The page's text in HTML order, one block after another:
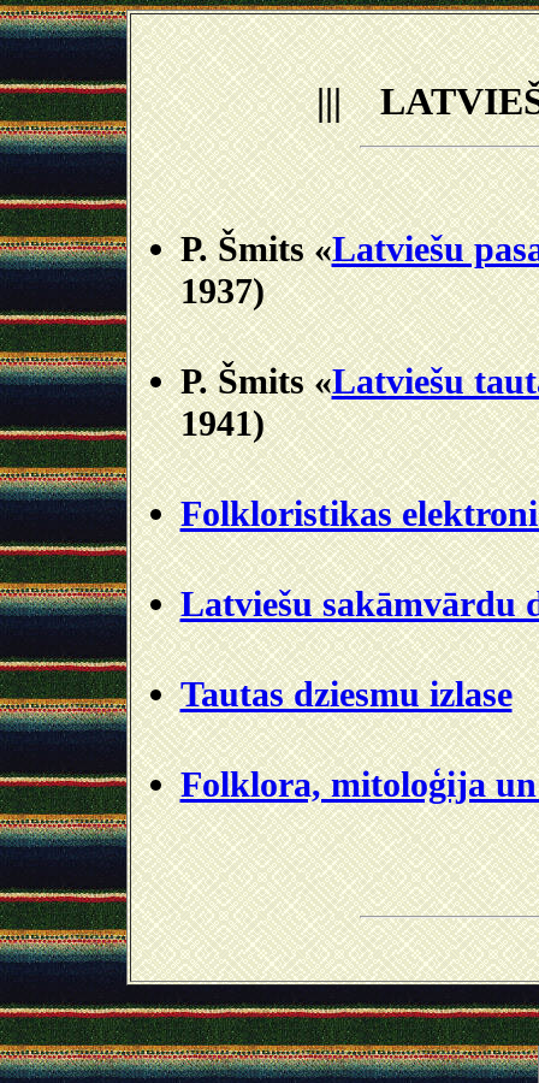
|||
P. Šmits «Latviešu
1937)
P. Šmits «Latviešu
1941)
Folkloristikas
Latviešu sakāmvārdu
Tautas dziesmu izlase
Folklora, mitoloģija